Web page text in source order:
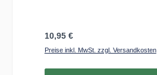
Regulärer Preis:
10,95 €
Preise inkl. MwSt. zzgl. Versandkosten